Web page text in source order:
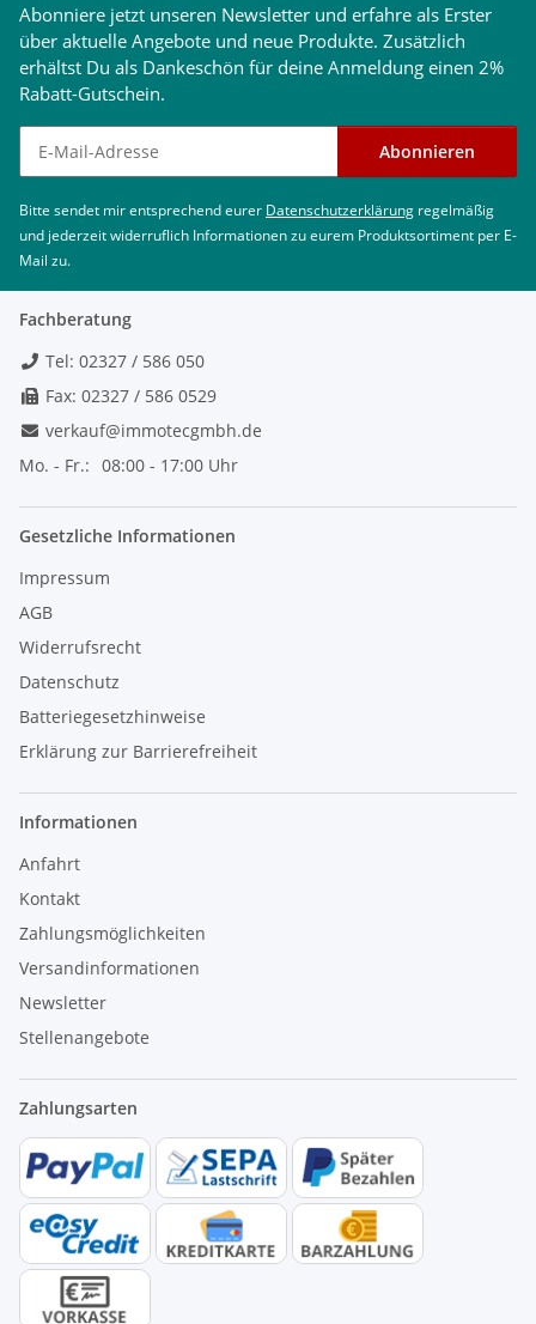
Abonniere jetzt unseren Newsletter und erfahre als Erster
über aktuelle Angebote und neue Produkte. Zusätzlich
erhältst Du als Dankeschön für deine Anmeldung einen 2%
Rabatt-Gutschein.
Newsletter abonnieren Abonnieren
Bitte sendet mir entsprechend eurer Datenschutzerklärung regelmäßig
und jederzeit widerruflich Informationen zu eurem Produktsortiment per E-
Mail zu.
Fachberatung
Tel: 02327 / 586 050
Fax: 02327 / 586 0529
verkauf@immotecgmbh.de
Mo. - Fr.: 08:00 - 17:00 Uhr
Gesetzliche Informationen
Impressum
AGB
Widerrufsrecht
Datenschutz
Batteriegesetzhinweise
Erklärung zur Barrierefreiheit
Informationen
Anfahrt
Kontakt
Zahlungsmöglichkeiten
Versandinformationen
Newsletter
Stellenangebote
Zahlungsarten